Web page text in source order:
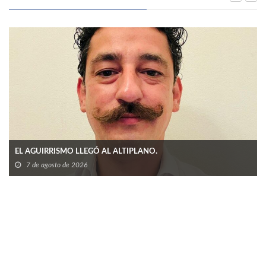
EL AGUIRRISMO LLEGÓ AL ALTIPLANO.
7 de agosto de 2026